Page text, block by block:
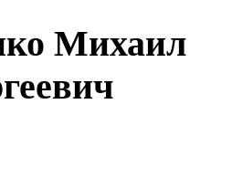
Михаил